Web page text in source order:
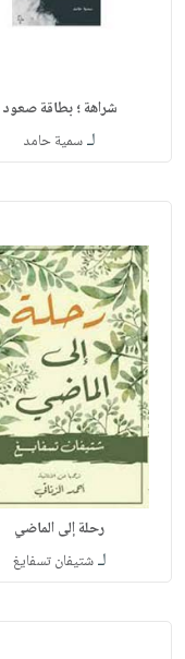
شراهة ؛ بطاقة صعود
لـسمية حامد
رحلة إلى الماضي
لـشتيفان تسفايغ